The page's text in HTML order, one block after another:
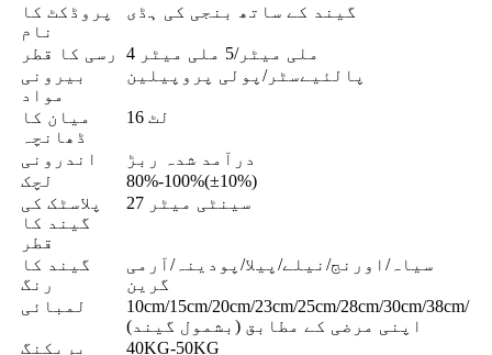
پروڈکٹ کا
نام
گیند کے ساتھ بنجی کی ہڈی
رسی کا قطر
4 ملی میٹر/5 ملی میٹر
بیرونی
مواد
پالئیےسٹر/پولی پروپیلین
میان کا
ڈھانچہ
16 لٹ
اندرونی
درآمد شدہ ربڑ
لچک
80%-100%(±10%)
پلاسٹک کی
گیند کا
قطر
27 سینٹی میٹر
گیند کا
رنگ
سیاہ/اورنج/نیلے/پیلا/پودینہ/آرمی
گرین
لمبائی
10cm/15cm/20cm/23cm/25cm/28cm/30cm/38cm/
اپنی مرضی کے مطابق (بشمول گیند)
بریکنگ
40KG-50KG